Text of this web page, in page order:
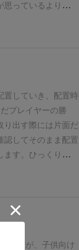
っているよりも高
する。
した！
に配置するだ
ゲーム終了。お
ト４のようにどの列
置かれる点。タイル
んもらえるものや同
がもらえるものな
そして、面白いの
描かれており、タ
点。
ちゃお金もらえる
というタイルや置
うタイルなど、こ
置していき、配置時
プレイヤーの勝
り出す際には片面だ
認してそのまま配置
す。 ひっくり返し
っていい船員かは
得したほうがいい
を実行して、1番お
品だが、子供向け